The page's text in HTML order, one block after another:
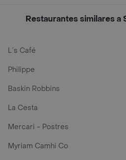
Restaurantes similares a
L´s Café
Philippe
Baskin Robbins
La Cesta
Mercari - Postres
Myriam Camhi Co